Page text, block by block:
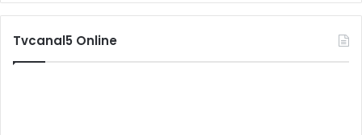
Tvcanal5 Online